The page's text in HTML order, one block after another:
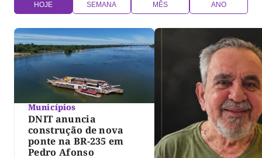
HOJE SEMANA MÊS ANO
Municípios
DNIT anuncia
construção de nova
ponte na BR-235 em
Pedro Afonso